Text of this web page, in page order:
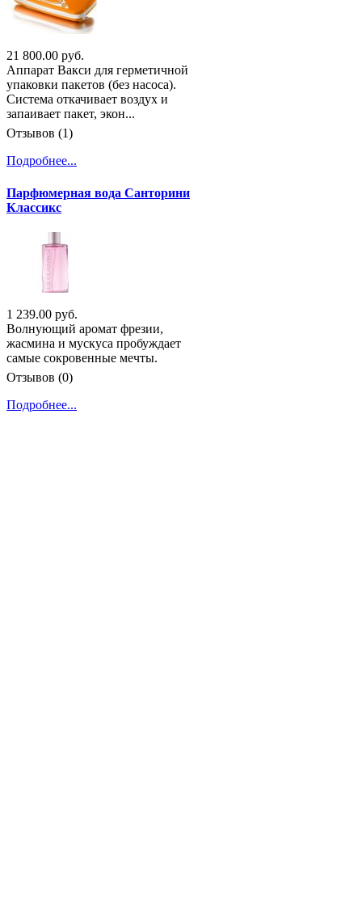
21 800.00 руб.
Аппарат Вакси для герметичной
упаковки пакетов (без насоса).
Система откачивает воздух и
запаивает пакет, экон...
Отзывов (1)
Подробнее...
Парфюмерная вода Санторини
Классикс
1 239.00 руб.
Волнующий аромат фрезии,
жасмина и мускуса пробуждает
самые сокровенные мечты.
Отзывов (0)
Подробнее...